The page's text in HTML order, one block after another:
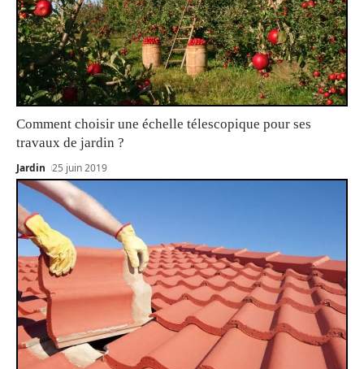
Comment choisir une échelle télescopique pour ses
travaux de jardin ?
Jardin 25 juin 2019